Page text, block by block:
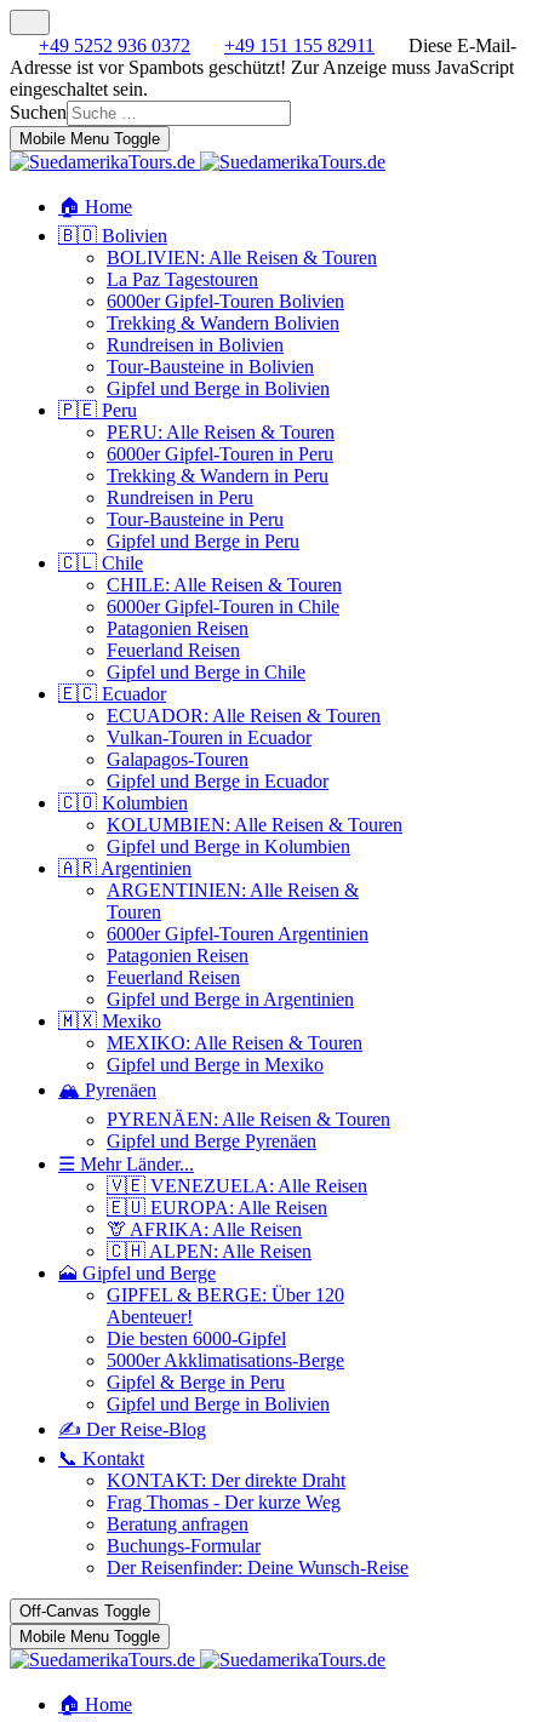
+49 5252 936 0372 +49 151 155 82911
Diese E-Mail-
Adresse ist vor Spambots geschützt! Zur Anzeige muss JavaScript
eingeschaltet sein.
Suchen
Mobile Menu Toggle
🏠 Home
🇧🇴 Bolivien
BOLIVIEN: Alle Reisen & Touren
La Paz Tagestouren
6000er Gipfel-Touren Bolivien
Trekking & Wandern Bolivien
Rundreisen in Bolivien
Tour-Bausteine in Bolivien
Gipfel und Berge in Bolivien
🇵🇪 Peru
PERU: Alle Reisen & Touren
6000er Gipfel-Touren in Peru
Trekking & Wandern in Peru
Rundreisen in Peru
Tour-Bausteine in Peru
Gipfel und Berge in Peru
🇨🇱 Chile
CHILE: Alle Reisen & Touren
6000er Gipfel-Touren in Chile
Patagonien Reisen
Feuerland Reisen
Gipfel und Berge in Chile
🇪🇨 Ecuador
ECUADOR: Alle Reisen & Touren
Vulkan-Touren in Ecuador
Galapagos-Touren
Gipfel und Berge in Ecuador
🇨🇴 Kolumbien
KOLUMBIEN: Alle Reisen & Touren
Gipfel und Berge in Kolumbien
🇦🇷 Argentinien
ARGENTINIEN: Alle Reisen &
Touren
6000er Gipfel-Touren Argentinien
Patagonien Reisen
Feuerland Reisen
Gipfel und Berge in Argentinien
🇲🇽 Mexiko
MEXIKO: Alle Reisen & Touren
Gipfel und Berge in Mexiko
🏔️ Pyrenäen
PYRENÄEN: Alle Reisen & Touren
Gipfel und Berge Pyrenäen
☰ Mehr Länder...
🇻🇪 VENEZUELA: Alle Reisen
🇪🇺 EUROPA: Alle Reisen
🦒 AFRIKA: Alle Reisen
🇨🇭 ALPEN: Alle Reisen
🗻 Gipfel und Berge
GIPFEL & BERGE: Über 120
Abenteuer!
Die besten 6000-Gipfel
5000er Akklimatisations-Berge
Gipfel & Berge in Peru
Gipfel und Berge in Bolivien
✍️ Der Reise-Blog
📞 Kontakt
KONTAKT: Der direkte Draht
Frag Thomas - Der kurze Weg
Beratung anfragen
Buchungs-Formular
Der Reisenfinder: Deine Wunsch-Reise
Off-Canvas Toggle
Mobile Menu Toggle
🏠 Home